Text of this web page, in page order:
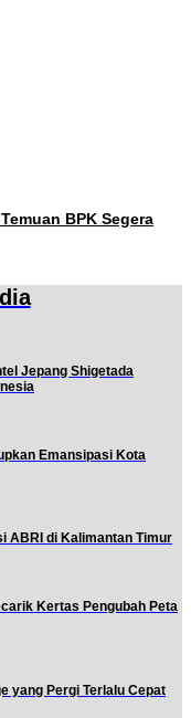
BPK Segera
Jepang Shigetada
Emansipasi Kota
ABRI di Kalimantan Timur
Kertas Pengubah Peta
yang Pergi Terlalu Cepat